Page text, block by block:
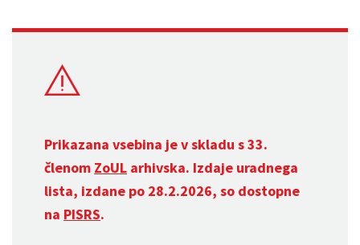
Prikazana vsebina je v skladu s 33.
členom ZoUL arhivska. Izdaje uradnega
lista, izdane po 28.2.2026, so dostopne
na PISRS.